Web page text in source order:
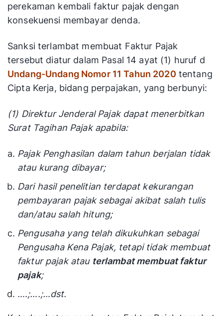
perekaman kembali faktur pajak dengan
konsekuensi membayar denda.
Sanksi terlambat membuat Faktur Pajak
tersebut diatur dalam Pasal 14 ayat (1) huruf d
Undang-Undang Nomor 11 Tahun 2020 tentang
Cipta Kerja, bidang perpajakan, yang berbunyi:
(1) Direktur Jenderal Pajak dapat menerbitkan
Surat Tagihan Pajak apabila:
Pajak Penghasilan dalam tahun berjalan tidak
atau kurang dibayar;
Dari hasil penelitian terdapat kekurangan
pembayaran pajak sebagai akibat salah tulis
dan/atau salah hitung;
Pengusaha yang telah dikukuhkan sebagai
Pengusaha Kena Pajak, tetapi tidak membuat
faktur pajak atau terlambat membuat faktur
pajak;
….;….;…dst.